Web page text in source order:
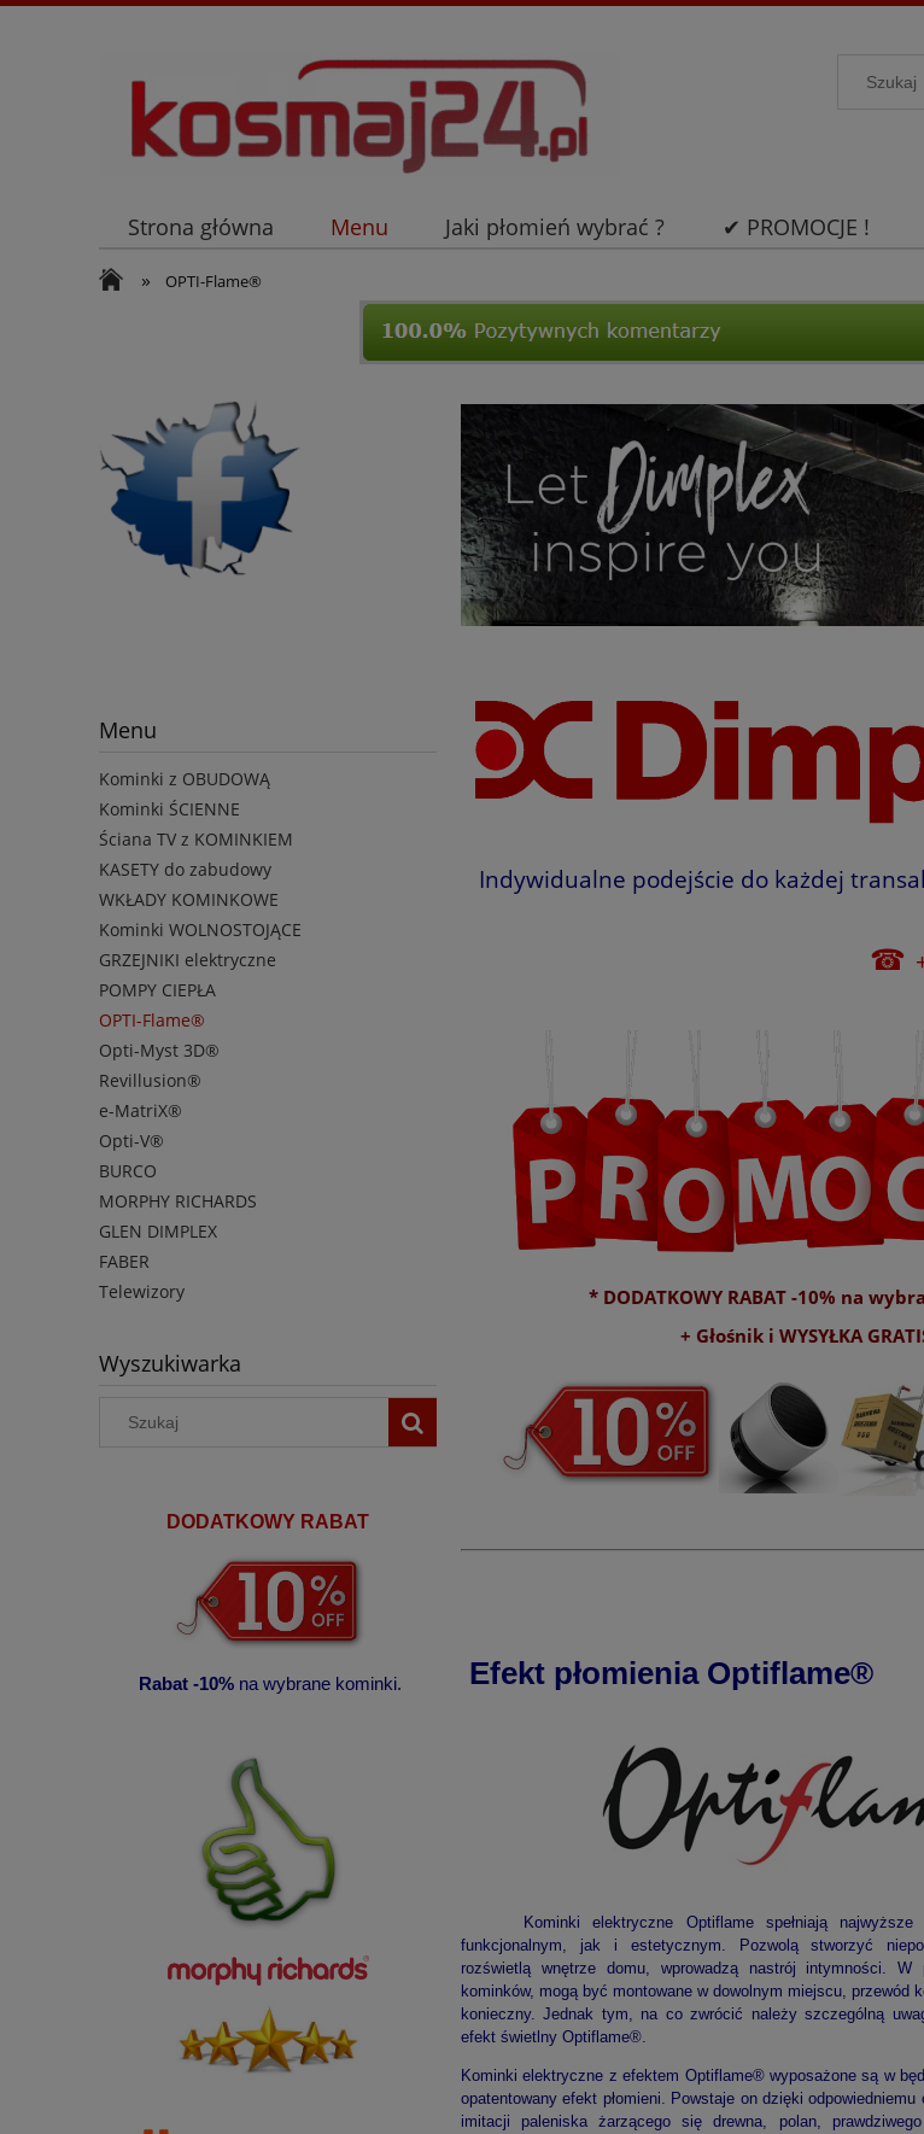
Strona główna Menu Jaki płomień wybrać ? ✔ PROMOCJE !
» OPTI-Flame®
Menu
Kominki z OBUDOWĄ
Kominki ŚCIENNE
Ściana TV z KOMINKIEM
KASETY do zabudowy
WKŁADY KOMINKOWE
Kominki WOLNOSTOJĄCE
GRZEJNIKI elektryczne
POMPY CIEPŁA
OPTI-Flame®
Opti-Myst 3D®
Revillusion®
e-MatriX®
Opti-V®
BURCO
MORPHY RICHARDS
GLEN DIMPLEX
FABER
Telewizory
Wyszukiwarka
DODATKOWY RABAT
Rabat -10% na wybrane kominki.
Indywidualne podejście do każdej
☎
* DODATKOWY RABAT -10% na
+ Głośnik i WYSYŁKA
Efekt płomienia Optiflame®
Kominki elektryczne Optiflame spełniają najwyższe
funkcjonalnym, jak i estetycznym. Pozwolą stworzyć
rozświetlą wnętrze domu, wprowadzą nastrój intymności. W
kominków, mogą być montowane w dowolnym miejscu, przewód
konieczny. Jednak tym, na co zwrócić należy szczególną
efekt świetlny Optiflame®.
Kominki elektryczne z efektem Optiflame® wyposażone są w
opatentowany efekt płomieni. Powstaje on dzięki
imitacji paleniska żarzącego się drewna, polan,